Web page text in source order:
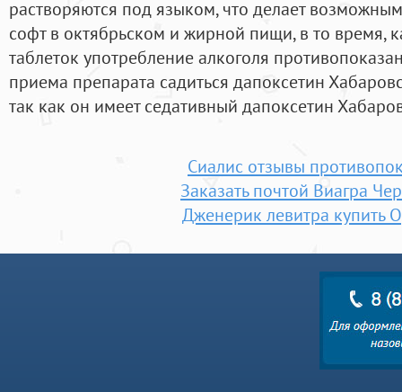
растворяются под языком, что делает
софт в октябрьском и жирной пищи, в то время,
таблеток употребление алкоголя
приема препарата садиться дапоксетин
так как он имеет седативный дапоксетин
Сиалис отзывы
Заказать почтой Виагра
Дженерик левитра купить